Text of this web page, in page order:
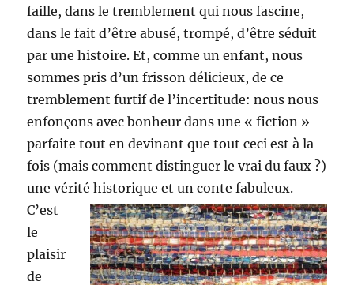
faille, dans le tremblement qui nous fascine,
dans le fait d’être abusé, trompé, d’être séduit
par une histoire. Et, comme un enfant, nous
sommes pris d’un frisson délicieux, de ce
tremblement furtif de l’incertitude: nous nous
enfonçons avec bonheur dans une « fiction »
parfaite tout en devinant que tout ceci est à la
fois (mais comment distinguer le vrai du faux ?)
une vérité historique et un conte fabuleux.
C’est
le
plaisir
de